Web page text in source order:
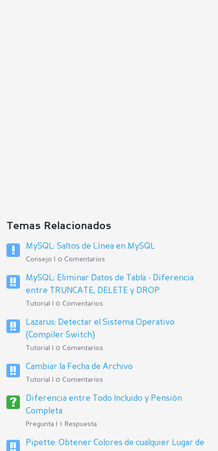
Temas Relacionados
MySQL: Saltos de Línea en MySQL
Consejo | 0 Comentarios
MySQL: Eliminar Datos de Tabla - Diferencia
entre TRUNCATE, DELETE y DROP
Tutorial | 0 Comentarios
Lazarus: Detectar el Sistema Operativo
(Compiler Switch)
Tutorial | 0 Comentarios
Cambiar la Fecha de Archivo
Tutorial | 0 Comentarios
Diferencia entre Todo Incluido y Pensión
Completa
Pregunta | 1 Respuesta
Pipette: Obtener Colores de cualquier Lugar de